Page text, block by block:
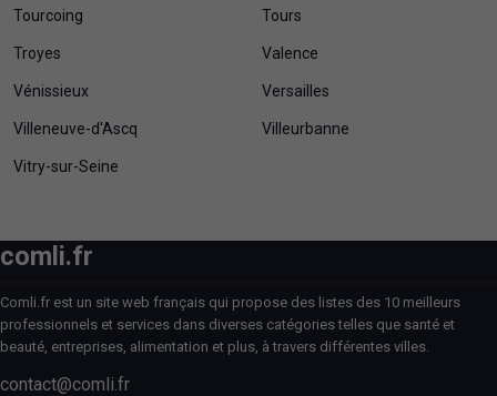
Tourcoing Tours
Troyes Valence
Vénissieux Versailles
Villeneuve-d'Ascq Villeurbanne
Vitry-sur-Seine
comli.fr
Comli.fr est un site web français qui propose des listes des 10 meilleurs
professionnels et services dans diverses catégories telles que santé et
beauté, entreprises, alimentation et plus, à travers différentes villes.
contact@comli.fr